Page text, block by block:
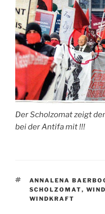
Der Scholzomat zeigt
bei der Antifa mit !!!
SCHLAGWÖRTER
ANNALENA
SCHOLZOMAT,
WINDKRAFT